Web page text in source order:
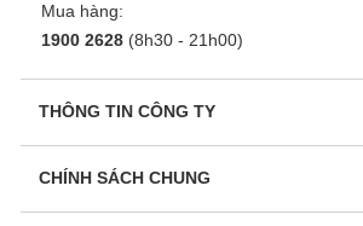
Mua hàng:
1900 2628 (8h30 - 21h00)
THÔNG TIN CÔNG TY
CHÍNH SÁCH CHUNG